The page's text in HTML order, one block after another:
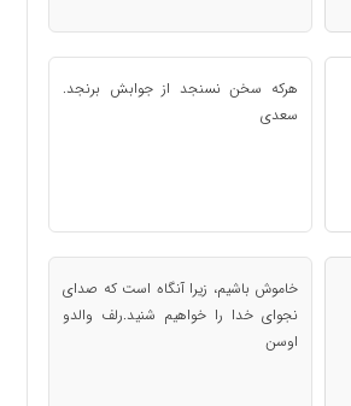
هرکه سخن نسنجد از جوابش برنجد.
سعدی
خاموش باشیم، زیرا آنگاه است که صدای
نجوای خدا را خواهیم شنید.رلف والدو
اوسن